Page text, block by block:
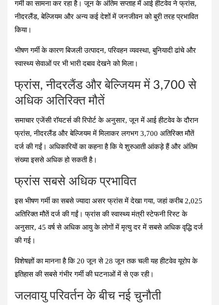
गर्मी का सामना कर रहा है। जून के अंतिम सप्ताह में आई हीटवेव ने फ्रांस,
नीदरलैंड, बेल्जियम और अन्य कई देशों में जनजीवन को बुरी तरह प्रभावित
किया।
भीषण गर्मी के कारण बिजली उत्पादन, परिवहन व्यवस्था, बुनियादी ढांचे और
स्वास्थ्य सेवाओं पर भी भारी दबाव देखने को मिला।
फ्रांस, नीदरलैंड और बेल्जियम में 3,700 से
अधिक अतिरिक्त मौतें
समाचार एजेंसी रॉयटर्स की रिपोर्ट के अनुसार, जून में आई हीटवेव के दौरान
फ्रांस, नीदरलैंड और बेल्जियम में मिलाकर लगभग 3,700 अतिरिक्त मौतें
दर्ज की गईं। अधिकारियों का कहना है कि ये शुरुआती आंकड़े हैं और अंतिम
संख्या इससे अधिक हो सकती है।
फ्रांस सबसे अधिक प्रभावित
इस भीषण गर्मी का सबसे ज्यादा असर फ्रांस में देखा गया, जहां करीब 2,025
अतिरिक्त मौतेंदर्ज की गईं। फ्रांस की स्वास्थ्य मंत्री स्टेफनी रिस्ट के
अनुसार, 45 वर्ष से अधिक आयु के लोगों में मृत्यु दर में सबसे अधिक वृद्धि दर्ज
की गई।
विशेषज्ञों का मानना है कि 20 जून से 28 जूनतक चली यह हीटवेव यूरोप के
इतिहास की सबसे गंभीर गर्मी की घटनाओं में से एक रही।
जलवायु परिवर्तन के बीच नई चुनौती